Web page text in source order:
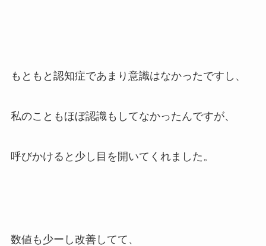
もともと認知症であまり意識はなかったですし、
私のこともほぼ認識もしてなかったんですが、
呼びかけると少し目を開いてくれました。
数値も少ーし改善してて、